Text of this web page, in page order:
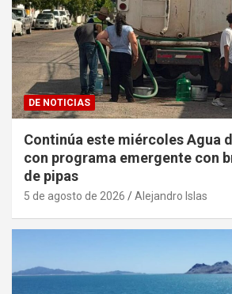
DE NOTICIAS
Continúa este miércoles Agua
con programa emergente con
de pipas
5 de agosto de 2026 Alejandro Islas